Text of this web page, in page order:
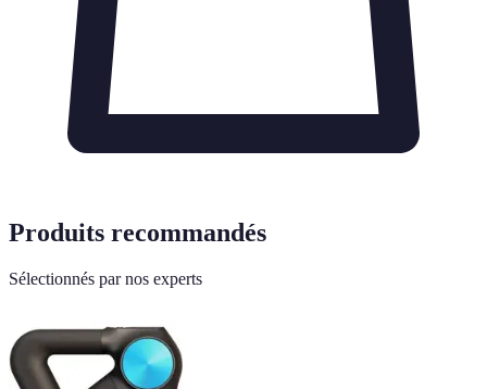
Produits recommandés
Sélectionnés par nos experts